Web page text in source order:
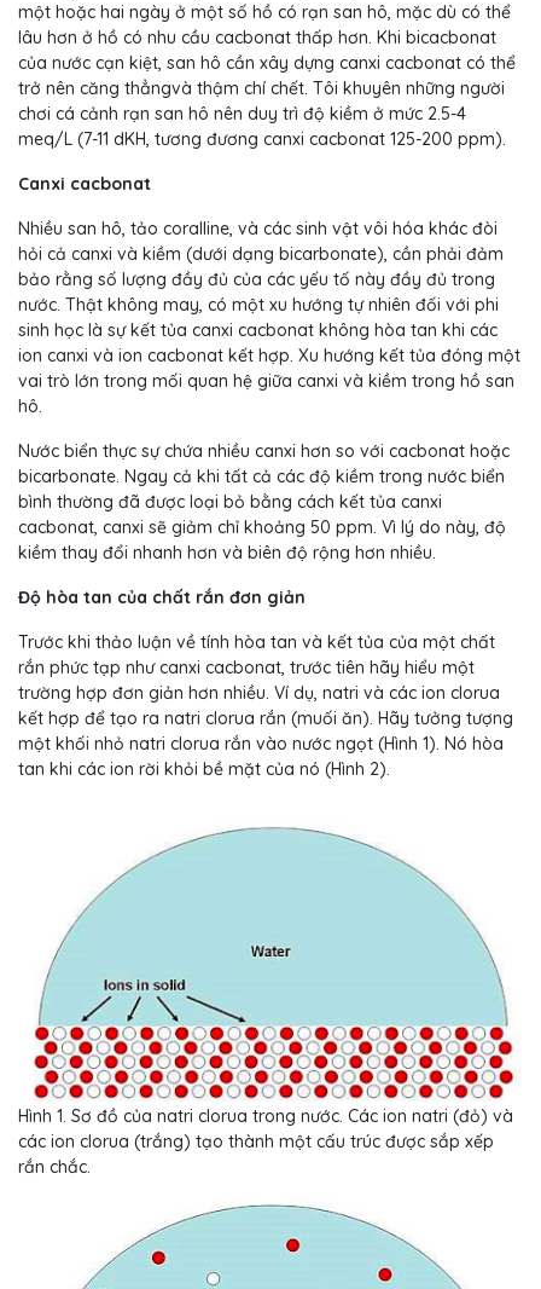
một hoặc hai ngày ở một số hồ có rạn san hô, mặc dù có thể
lâu hơn ở hồ có nhu cầu cacbonat thấp hơn. Khi bicacbonat
của nước cạn kiệt, san hô cần xây dựng canxi cacbonat có thể
trở nên căng thẳngvà thậm chí chết. Tôi khuyên những người
chơi cá cảnh rạn san hô nên duy trì độ kiềm ở mức 2.5-4
meq/L (7-11 dKH, tương đương canxi cacbonat 125-200 ppm).
Canxi cacbonat
Nhiều san hô, tảo coralline, và các sinh vật vôi hóa khác đòi
hỏi cả canxi và kiềm (dưới dạng bicarbonate), cần phải đảm
bảo rằng số lượng đầy đủ của các yếu tố này đầy đủ trong
nước. Thật không may, có một xu hướng tự nhiên đối với phi
sinh học là sự kết tủa canxi cacbonat không hòa tan khi các
ion canxi và ion cacbonat kết hợp. Xu hướng kết tủa đóng một
vai trò lớn trong mối quan hệ giữa canxi và kiềm trong hồ san
hô.
Nước biển thực sự chứa nhiều canxi hơn so với cacbonat hoặc
bicarbonate. Ngay cả khi tất cả các độ kiềm trong nước biển
bình thường đã được loại bỏ bằng cách kết tủa canxi
cacbonat, canxi sẽ giảm chỉ khoảng 50 ppm. Vì lý do này, độ
kiềm thay đổi nhanh hơn và biên độ rộng hơn nhiều.
Độ hòa tan của chất rắn đơn giản
Trước khi thảo luận về tính hòa tan và kết tủa của một chất
rắn phức tạp như canxi cacbonat, trước tiên hãy hiểu một
trường hợp đơn giản hơn nhiều. Ví dụ, natri và các ion clorua
kết hợp để tạo ra natri clorua rắn (muối ăn). Hãy tưởng tượng
một khối nhỏ natri clorua rắn vào nước ngọt (Hình 1). Nó hòa
tan khi các ion rời khỏi bề mặt của nó (Hình 2).
Hình 1. Sơ đồ của natri clorua trong nước. Các ion natri (đỏ) và
các ion clorua (trắng) tạo thành một cấu trúc được sắp xếp
rắn chắc.